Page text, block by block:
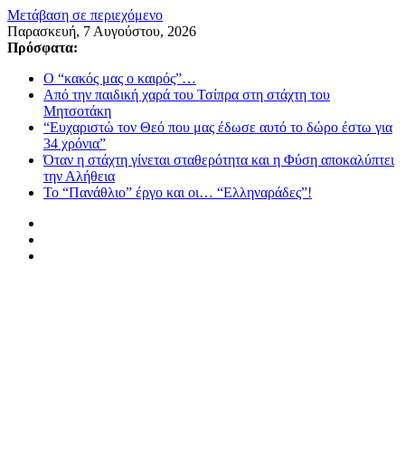
Μετάβαση σε περιεχόμενο
Παρασκευή, 7 Αυγούστου, 2026
Πρόσφατα:
Ο “κακός μας ο καιρός”…
Από την παιδική χαρά του Τσίπρα στη στάχτη του
Μητσοτάκη
“Ευχαριστώ τον Θεό που μας έδωσε αυτό το δώρο έστω για
34 χρόνια”
Όταν η στάχτη γίνεται σταθερότητα και η Φύση αποκαλύπτει
την Αλήθεια
Το “Πανάθλιο” έργο και οι… “Ελληναράδες”!